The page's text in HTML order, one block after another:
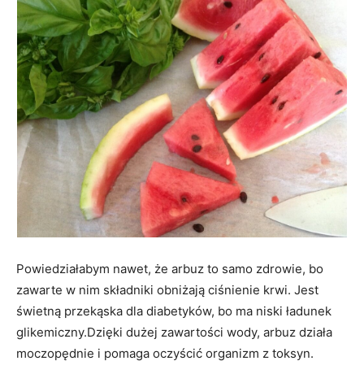
Powiedziałabym nawet, że arbuz to samo zdrowie, bo
zawarte w nim składniki obniżają ciśnienie krwi. Jest
świetną przekąska dla diabetyków, bo ma niski ładunek
glikemiczny.Dzięki dużej zawartości wody, arbuz działa
moczopędnie i pomaga oczyścić organizm z toksyn.